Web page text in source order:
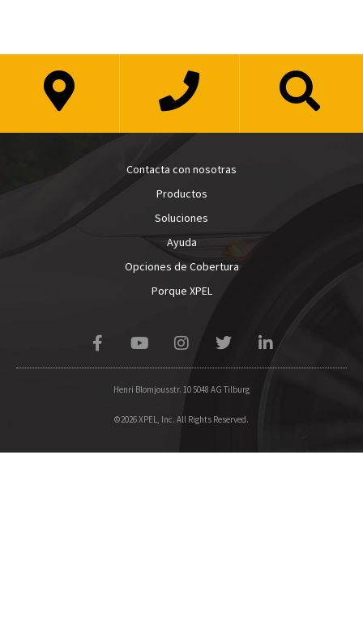
Contacta con nosotras
Productos
Soluciones
Ayuda
Opciones de Cobertura
Porque XPEL
Henri Blomjousstr. 10 5048 AG Tilburg
©2026 XPEL, Inc. All Rights Reserved.